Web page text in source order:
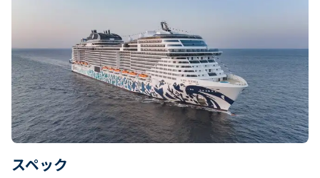
スペック